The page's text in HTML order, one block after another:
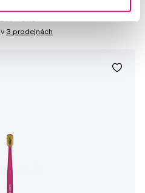
3 prodejnách